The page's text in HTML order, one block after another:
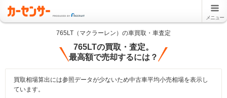
メニュー
765LT（マクラーレン）の車買取・車査定
765LTの買取・査定。
最高額で売却するには？
買取相場算出には参照データが少ないため中古車平均小売相場を表示し
ています。